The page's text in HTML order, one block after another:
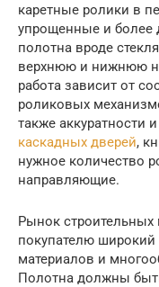
каретные ролики в
упрощенные и более
полотна вроде
верхнюю и нижнюю
работа зависит от
роликовых
также аккуратности
каскадных дверей,
нужное количество
направляющие.
Рынок строительных
покупателю
материалов и
Полотна должны